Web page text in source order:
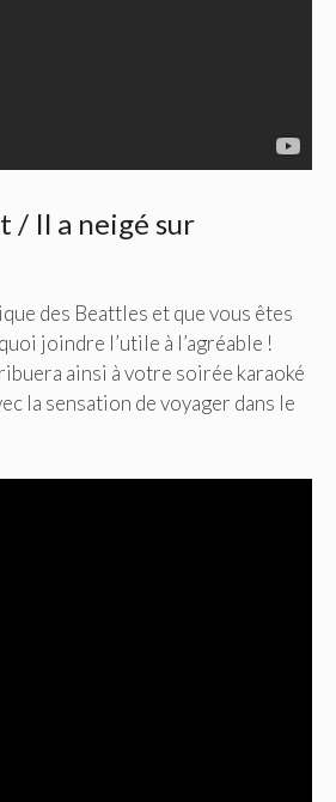
/ Il a neigé sur
des Beattles et que vous êtes
joindre l’utile à l’agréable !
ainsi à votre soirée karaoké
la sensation de voyager dans le